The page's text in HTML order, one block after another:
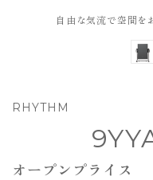
自由な気流で空間を
RHYTHM
オープンプライス